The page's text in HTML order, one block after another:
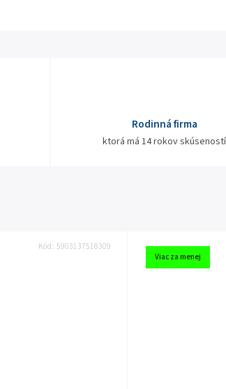
Rodinná firma
ktorá má 14 rokov skúseností
Kód: 5903137518309
Viac za menej